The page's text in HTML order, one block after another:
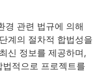
경 관련 법규에 의해
계의 절차적 합법성을
신 정보를 제공하며,
적으로 프로젝트를